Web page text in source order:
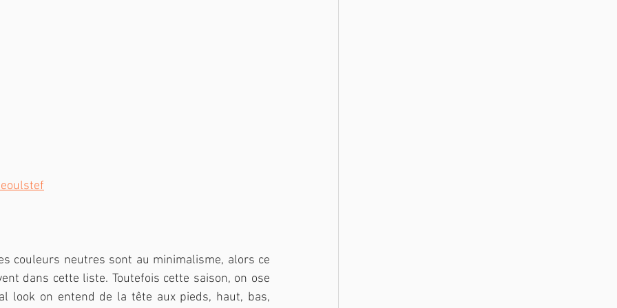
couleurs neutres sont au minimalisme, alors ce
dans cette liste. Toutefois cette saison, on ose
on entend de la tête aux pieds, haut, bas,